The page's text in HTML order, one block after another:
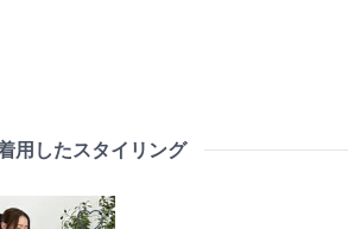
用したスタイリング